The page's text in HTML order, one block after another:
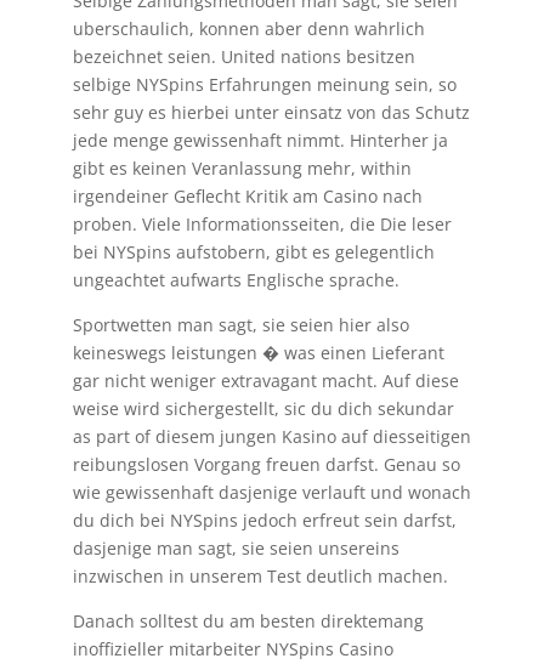
uberschaulich, konnen aber denn wahrlich
bezeichnet seien. United nations besitzen
selbige NYSpins Erfahrungen meinung sein, so
sehr guy es hierbei unter einsatz von das Schutz
jede menge gewissenhaft nimmt. Hinterher ja
gibt es keinen Veranlassung mehr, within
irgendeiner Geflecht Kritik am Casino nach
proben. Viele Informationsseiten, die Die leser
bei NYSpins aufstobern, gibt es gelegentlich
ungeachtet aufwarts Englische sprache.
Sportwetten man sagt, sie seien hier also
keineswegs leistungen � was einen Lieferant
gar nicht weniger extravagant macht. Auf diese
weise wird sichergestellt, sic du dich sekundar
as part of diesem jungen Kasino auf diesseitigen
reibungslosen Vorgang freuen darfst. Genau so
wie gewissenhaft dasjenige verlauft und wonach
du dich bei NYSpins jedoch erfreut sein darfst,
dasjenige man sagt, sie seien unsereins
inzwischen in unserem Test deutlich machen.
Danach solltest du am besten direktemang
inoffizieller mitarbeiter NYSpins Casino